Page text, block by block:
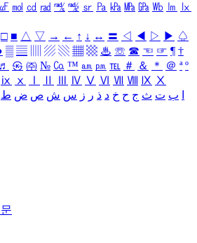
㏖ ㏅ ㎭ ㎮ ㎯ ㏛ ㎩ ㎪ ㎫ ㎬ ㏝ ㏐
㏓
□ ■ △ ▽ → ← ↑ ↓ ↔ 〓 ◁ ◀ ▷ ▶ ♤
▒ ▤ ▨ ▧ ▦ ▩ ♨ ☏ ☎ ☜ ☞ ¶ †
♬ ㉿ ㈜ № ㏇ ™ ㏂ ㏘ ℡ ＃ ＆ ＊ ＠ ª º
ⅸ ⅹ Ⅳ Ⅴ Ⅵ Ⅶ Ⅷ Ⅸ Ⅹ
ب ت ث ج ح خ د ذ ر ز س ش ص ض ط